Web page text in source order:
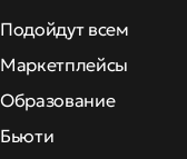
Подойдут всем
Маркетплейсы
Образование
Бьюти